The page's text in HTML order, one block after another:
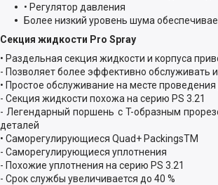
• Регулятор давления
Более низкий уровень шума
Секция жидкости Pro Spray
• Раздельная секция жидкости и корпуса
- Позволяет более эффективно обслуживать
• Простое обслуживание на месте
- Секция жидкости похожа на серию PS 3.21
- Легендарный поршень с T-образным
деталей
• Саморегулирующиеся Quad+ PackingsTM
- Саморегулирующиеся уплотнения
- Похожие уплотнения на серию PS 3.21
- Срок службы увеличивается до 40 %